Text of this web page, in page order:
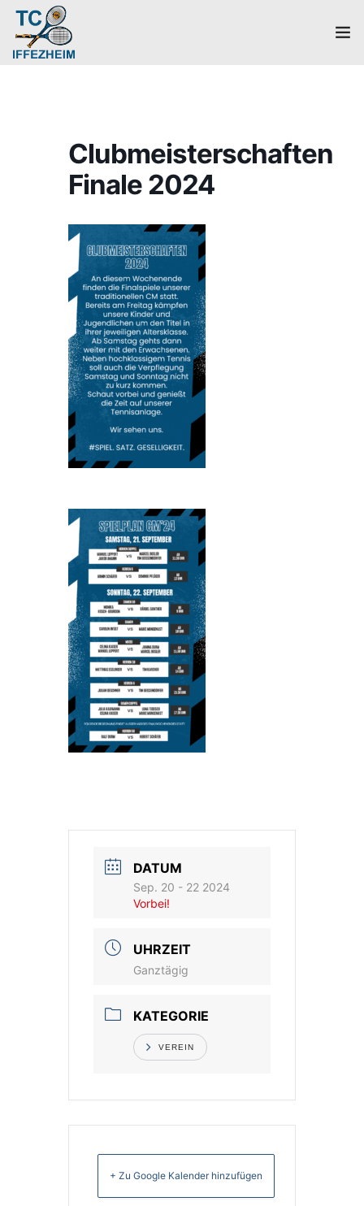
Mitglied werden!
Platzbuchung
Vereinsshop
Clubmeisterschaften
Finale 2024
DATUM
Sep. 20 - 22 2024
Vorbei!
UHRZEIT
Ganztägig
KATEGORIE
VEREIN
+ Zu Google Kalender hinzufügen